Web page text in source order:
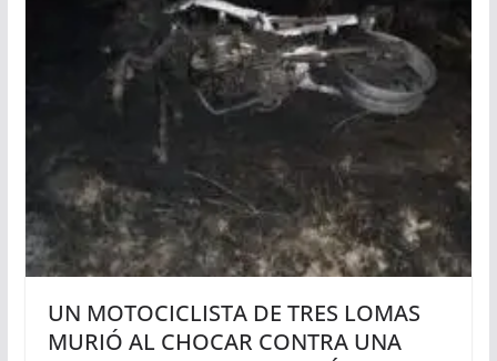
UN MOTOCICLISTA DE TRES LOMAS
MURIÓ AL CHOCAR CONTRA UNA